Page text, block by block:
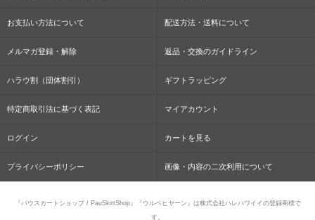
お支払い方法について 配送方法・送料について
メルマガ登録・解除 返品・交換のガイドライン
ハラウ割（団体割引） ギフトラッピング
特定商取引法に基づく表記 マイアカウント
ログイン カートを見る
プライバシーポリシー 画像・内容の二次利用について
『パウスカートショップ / PauSkirtShop』『ウルベヒヤーン』は株式会社ハレハワイイの登録商標で
す。